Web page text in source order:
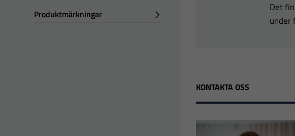
Produktmärkningar
Det
under
KONTAKTA OSS